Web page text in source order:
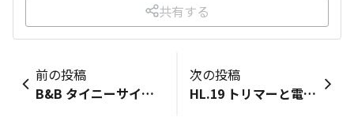
共有する
前の投稿
B&B タイニーサインボード
次の投稿
HL.19 トリマーと電動糸鋸で作るウクレレみたいな…